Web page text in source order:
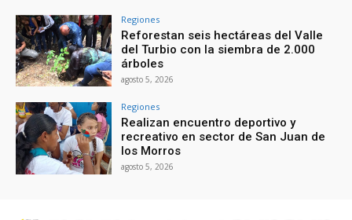
Regiones
Reforestan seis hectáreas del Valle
del Turbio con la siembra de 2.000
árboles
agosto 5, 2026
Regiones
Realizan encuentro deportivo y
recreativo en sector de San Juan de
los Morros
agosto 5, 2026